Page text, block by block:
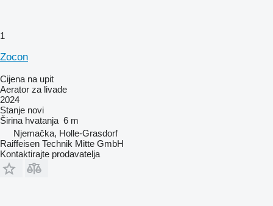
1
Zocon
Cijena na upit
Aerator za livade
2024
Stanje novi
Širina hvatanja 6 m
Njemačka, Holle-Grasdorf
Raiffeisen Technik Mitte GmbH
Kontaktirajte prodavatelja